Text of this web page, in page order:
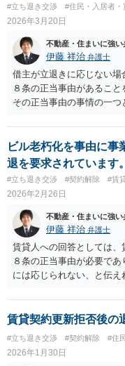
#立ち退き交渉 #住民・入居者・
2026年3月20日
不動産・住まいに強い
伊藤 祥治 弁護士
借主が立退きに応じない場
８条の正当事由があること
その正当事由の事情の一
退きには応じない、と回
しては、条件を上げるか
討して、条件を上げること
期入居」での一般的な立
を費用をかけて調達した
といった事情は、立退料
いて 代替物件の提示は、
その結果として、立退料を
というわけではありません
差額・家具家電の買い替
由付けには使えると思い
示されなければ、立退き
す。
ビル老朽化を事由に事
退を要求されています。
#立ち退き交渉 #契約解除 #賃
2026年2月26日
不動産・住まいに強い
伊藤 祥治 弁護士
賃貸人への回答としては、
８条の正当事由が必要で
には応じられない、と伝
す。 賃借人が自発的に立
る必要があるため、その
が、こちらも一方的に増
ります。 少なくとも弁護
賃貸契約更新拒否後の
#立ち退き交渉 #契約解除 #住
2026年1月30日